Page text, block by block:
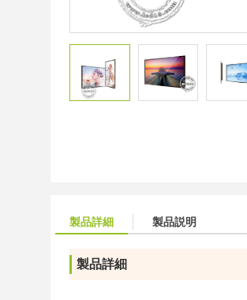
製品詳細 製品説明
製品詳細